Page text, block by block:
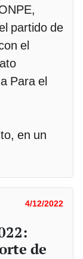
partido de
el
Para el
en un
4/12/2022
de